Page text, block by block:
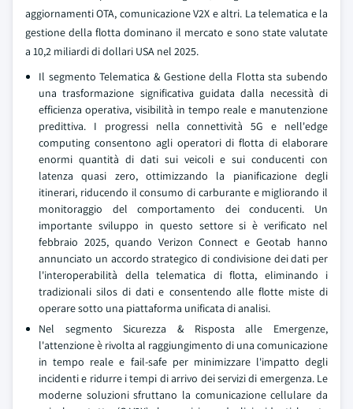
aggiornamenti OTA, comunicazione V2X e altri. La telematica e la
gestione della flotta dominano il mercato e sono state valutate
a 10,2 miliardi di dollari USA nel 2025.
Il segmento Telematica & Gestione della Flotta sta subendo
una trasformazione significativa guidata dalla necessità di
efficienza operativa, visibilità in tempo reale e manutenzione
predittiva. I progressi nella connettività 5G e nell'edge
computing consentono agli operatori di flotta di elaborare
enormi quantità di dati sui veicoli e sui conducenti con
latenza quasi zero, ottimizzando la pianificazione degli
itinerari, riducendo il consumo di carburante e migliorando il
monitoraggio del comportamento dei conducenti. Un
importante sviluppo in questo settore si è verificato nel
febbraio 2025, quando Verizon Connect e Geotab hanno
annunciato un accordo strategico di condivisione dei dati per
l'interoperabilità della telematica di flotta, eliminando i
tradizionali silos di dati e consentendo alle flotte miste di
operare sotto una piattaforma unificata di analisi.
Nel segmento Sicurezza & Risposta alle Emergenze,
l'attenzione è rivolta al raggiungimento di una comunicazione
in tempo reale e fail-safe per minimizzare l'impatto degli
incidenti e ridurre i tempi di arrivo dei servizi di emergenza. Le
moderne soluzioni sfruttano la comunicazione cellulare da